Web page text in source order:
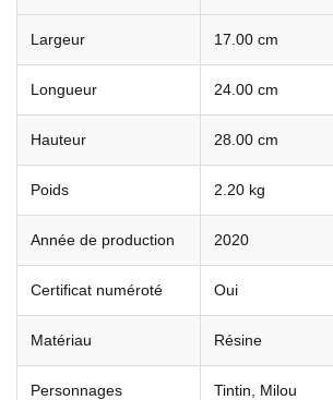
Largeur 17.00 cm
Longueur 24.00 cm
Hauteur 28.00 cm
Poids 2.20 kg
Année de production 2020
Certificat numéroté Oui
Matériau Résine
Personnages Tintin, Milou